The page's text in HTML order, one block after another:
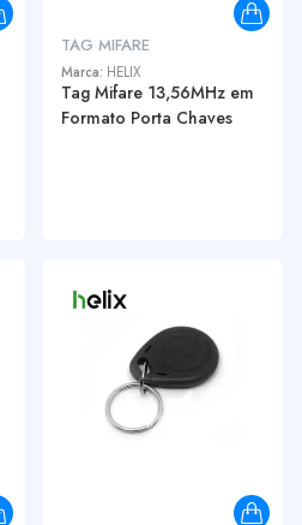
TAG MIFARE
Marca: HELIX
Tag Mifare 13,56MHz em
Formato Porta Chaves